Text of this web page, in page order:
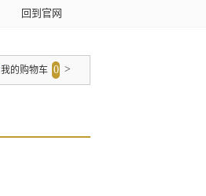
回到官网
我的购物车 0 >